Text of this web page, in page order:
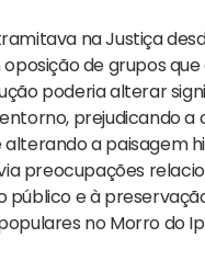
na Justiça
oposição de grupos
poderia alterar
prejudicando a
a paisagem
preocupações
público e à
no Morro do